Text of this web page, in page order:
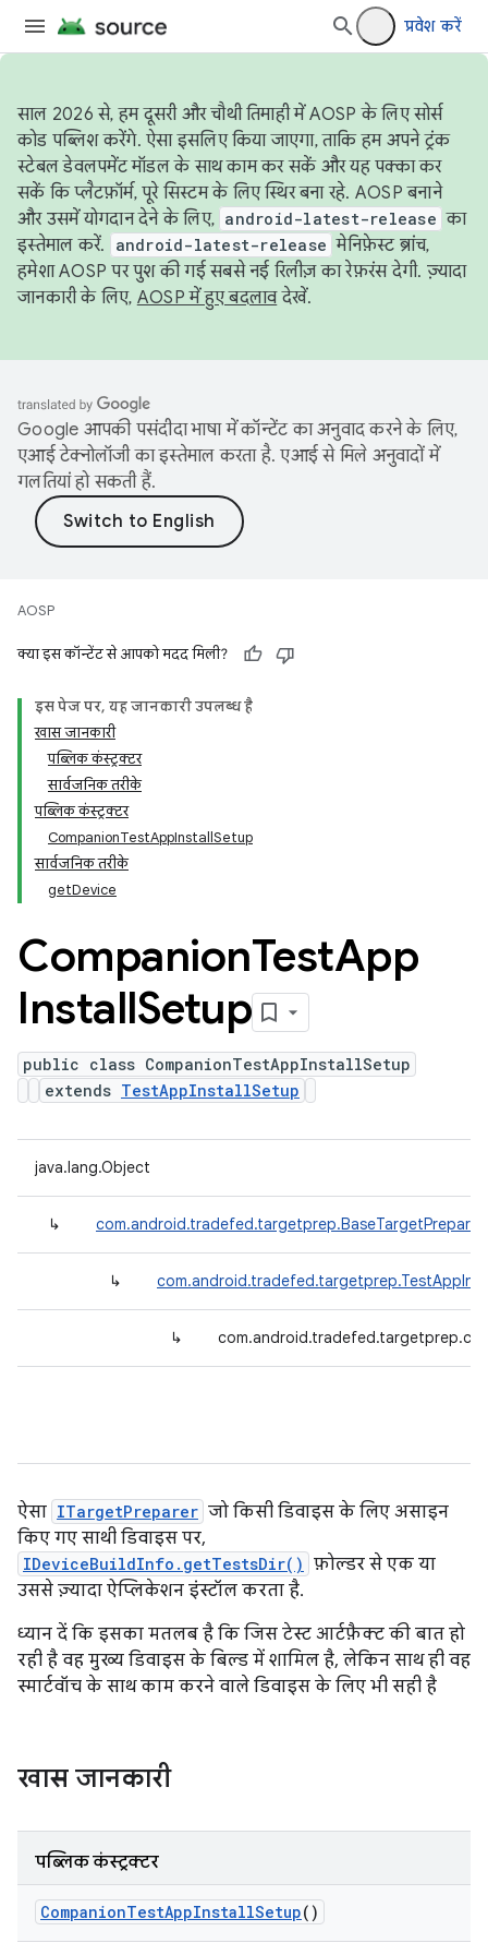
प्रवेश करें
साल 2026 से, हम दूसरी और चौथी तिमाही में AOSP के लिए सोर्स
कोड पब्लिश करेंगे. ऐसा इसलिए किया जाएगा, ताकि हम अपने ट्रंक
स्टेबल डेवलपमेंट मॉडल के साथ काम कर सकें और यह पक्का कर
सकें कि प्लैटफ़ॉर्म, पूरे सिस्टम के लिए स्थिर बना रहे. AOSP बनाने
और उसमें योगदान देने के लिए, android-latest-release का
इस्तेमाल करें.
android-latest-release मेनिफ़ेस्ट ब्रांच,
हमेशा AOSP पर पुश की गई सबसे नई रिलीज़ का रेफ़रंस देगी. ज़्यादा
जानकारी के लिए, AOSP में हुए बदलावदेखें.
Google आपकी पसंदीदा भाषा में कॉन्टेंट का अनुवाद करने के लिए,
एआई टेक्नोलॉजी का इस्तेमाल करता है. एआई से मिले अनुवादों में
गलतियां हो सकती हैं.
AOSP
क्या इस कॉन्टेंट से आपको मदद मिली?
इस पेज पर, यह जानकारी उपलब्ध है
खास जानकारी
पब्लिक कंस्ट्रक्टर
सार्वजनिक तरीके
पब्लिक कंस्ट्रक्टर
CompanionTestAppInstallSetup
सार्वजनिक तरीके
getDevice
CompanionTestApp
InstallSetup
public class CompanionTestAppInstallSetup
extends TestAppInstallSetup
java.lang.Object
↳ com.android.tradefed.targetprep.BaseTargetPreparer
↳
↳
ऐसा ITargetPreparer जो किसी डिवाइस के लिए असाइन
किए गए साथी डिवाइस पर,
IDeviceBuildInfo.getTestsDir() फ़ोल्डर से एक या
उससे ज़्यादा ऐप्लिकेशन इंस्टॉल करता है.
ध्यान दें कि इसका मतलब है कि जिस टेस्ट आर्टफ़ैक्ट की बात हो
रही है वह मुख्य डिवाइस के बिल्ड में शामिल है, लेकिन साथ ही वह
स्मार्टवॉच के साथ काम करने वाले डिवाइस के लिए भी सही है
खास जानकारी
पब्लिक कंस्ट्रक्टर
CompanionTestAppInstallSetup()